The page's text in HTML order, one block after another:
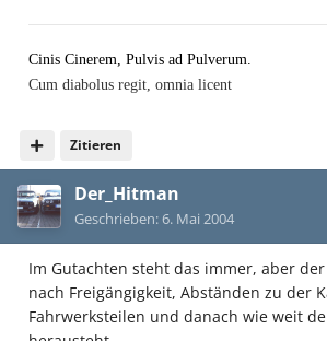
Zitieren
Cinis Cinerem, Pulvis ad Pulverum.
Cum diabolus regit, omnia licent
Der_Hitman
Geschrieben:6. Mai 2004
Im Gutachten steht das immer, aber
nach Freigängigkeit, Abständen zu der
Fahrwerksteilen und danach wie weit